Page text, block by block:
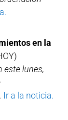
en la
este lunes,
Ir a la noticia.